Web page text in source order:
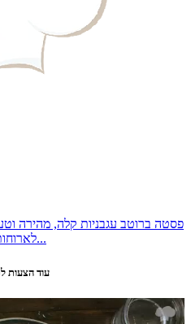
פסטה ברוטב עגבניות קלה, מהירה
לארוחות ערב חורפיות ולסטודנטים רעבים...
עוד הצעות